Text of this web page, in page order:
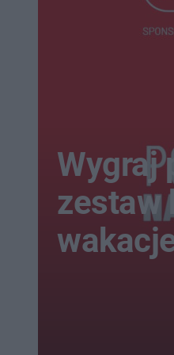
Wygraj
zestaw